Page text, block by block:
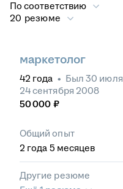
По соответствию
20 резюме
маркетолог
42 года • Был 30 июля
24 сентября 2008
50 000 ₽
Общий опыт
2 года 5 месяцев
Другие резюме